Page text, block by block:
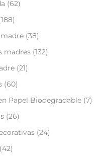
(62)
(38)
madres (132)
(21)
(60)
Papel Biodegradable (7)
(26)
(24)
(42)